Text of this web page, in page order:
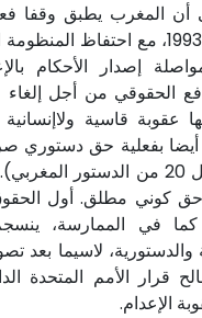
أن المغرب يطبق وقفا
الإعدام منذ سنة 1993، مع احتفاظ
إصدار الأحكام
الحقوقي من أجل إلغاء
عقوبة قاسية
أيضا بفعلية حق دستوري
في الحياة (الفصل 20 من
كوني مطلق. أول الحقوق.
في الممارسة،
والدستورية، لاسيما بعد
2024 لصالح قرار الأمم
الإعدام.